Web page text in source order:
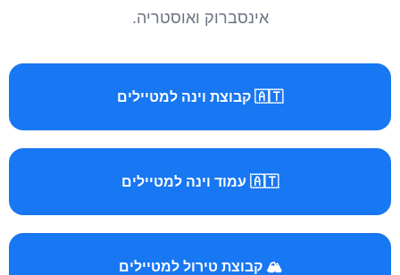
אינסברוק ואוסטריה.
🇦🇹 קבוצת וינה למטיילים
🇦🇹 עמוד וינה למטיילים
🏔️ קבוצת טירול למטיילים